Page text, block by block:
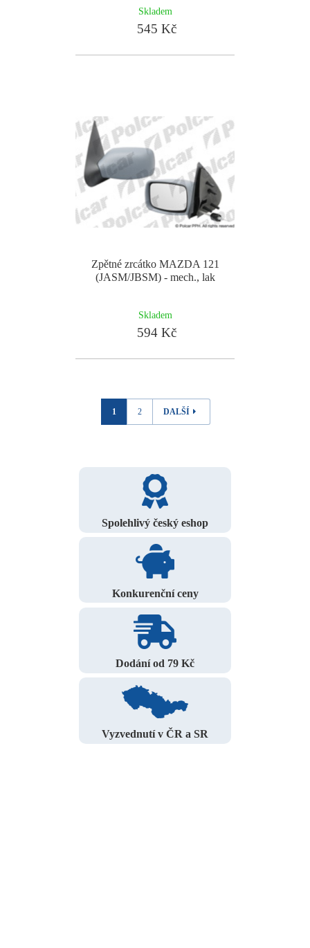
Skladem
545 Kč
Zpětné zrcátko MAZDA 121
(JASM/JBSM) - mech., lak
Skladem
594 Kč
1 2 DALŠÍ
Spolehlivý český eshop
Konkurenční ceny
Dodání od 79 Kč
Vyzvednutí v ČR a SR